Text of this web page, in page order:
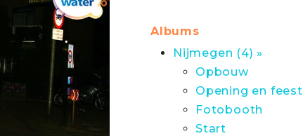
Albums
Nijmegen (4) »
Opbouw
Opening en feest
Fotobooth
Start